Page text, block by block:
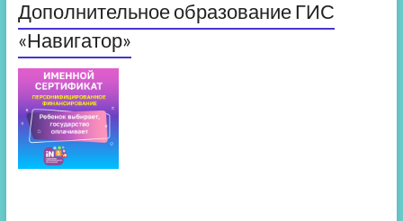
Дополнительное образование ГИС
«Навигатор»